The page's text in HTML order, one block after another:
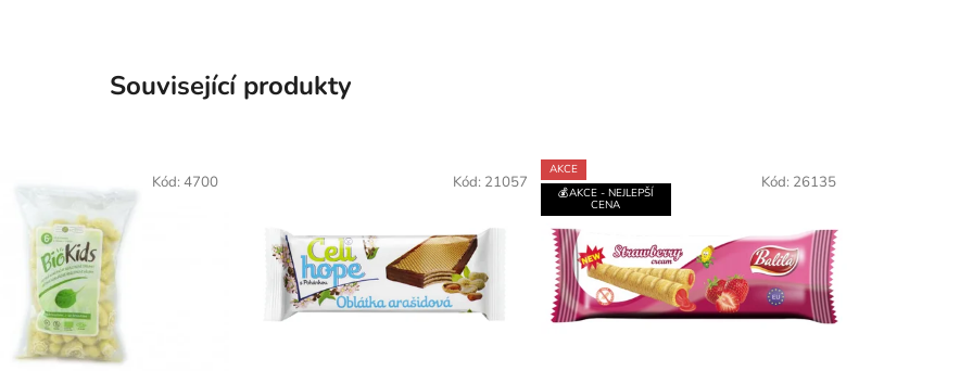
Související produkty
Kód: 4700 Kód: 21057
AKCE
💰AKCE - NEJLEPŠÍ
CENA
Kód: 26135